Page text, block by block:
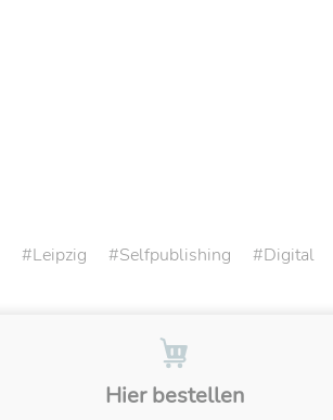
Leipzig Selfpublishing Digital
Hier bestellen